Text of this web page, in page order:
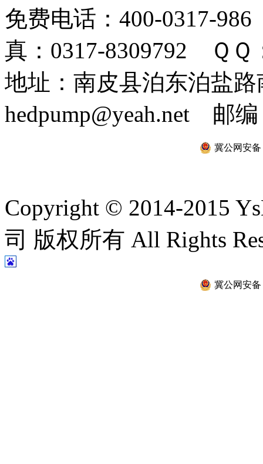
免费电话：400-0317-
真：0317-8309792 ＱＱ
地址：南皮县泊东泊盐
hedpump@yeah.net 邮编
冀公网安备
Copyright © 2014-2015
司 版权所有 All Rights
冀公网安备